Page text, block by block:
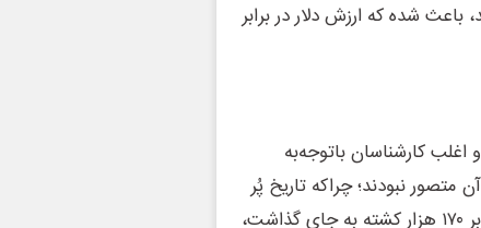
باعث شده که ارزش دلار در برابر
و اغلب کارشناسان باتوجه‌به
نبودند؛ چراکه تاریخ پُر
جنگ و جدال افغانستان به‌ویژه در دو دهه گذشته که بالغ بر ۱۷۰ هزار کشته به جای گذاشت،